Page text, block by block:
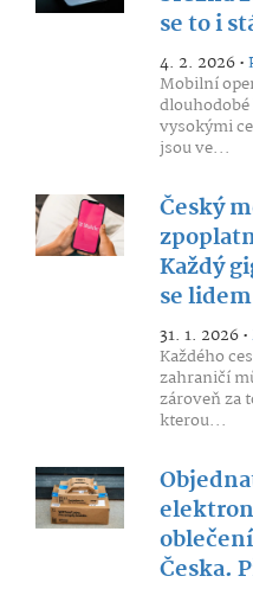
se to i
4. 2. 2026 •
Mobilní
vysokými
jsou ve...
Český
Každý
se
31. 1. 2026 •
Každého
zahraničí
zároveň za
kterou...
Česka.